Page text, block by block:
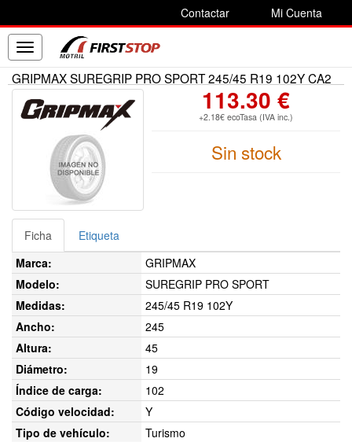
Contactar Mi Cuenta
Toggle
navigation
GRIPMAX SUREGRIP PRO SPORT 245/45 R19 102Y CA2
113.30 €
+2.18€ ecoTasa (IVA inc.)
Sin stock
Ficha
Etiqueta
Marca:
GRIPMAX
Modelo:
SUREGRIP PRO SPORT
Medidas:
245/45 R19 102Y
Ancho:
245
Altura:
45
Diámetro:
19
Índice de carga:
102
Código velocidad:
Y
Tipo de vehículo:
Turismo